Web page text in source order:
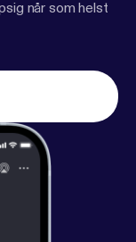
når som helst